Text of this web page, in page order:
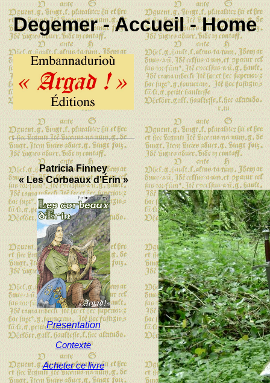
Degemer - Accueil - Home
Patricia Finney
« Les Corbeaux d'Érin »
Présentation
Contexte
Acheter ce livre